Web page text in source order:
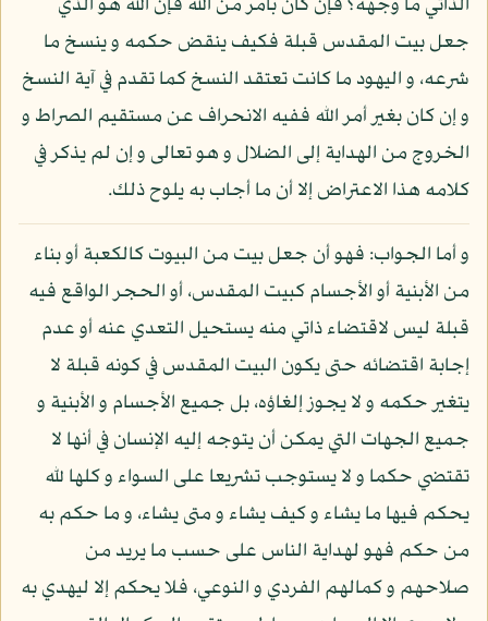
الذاتي ما وجهه؟ فإن كان بأمر من الله فإن الله هو الذي
جعل بيت المقدس قبلة فكيف ينقض حكمه و ينسخ ما
شرعه، و اليهود ما كانت تعتقد النسخ كما تقدم في آية النسخ
و إن كان بغير أمر الله ففيه الانحراف عن مستقيم الصراط و
الخروج من الهداية إلى الضلال و هو تعالى و إن لم يذكر في
كلامه هذا الاعتراض إلا أن ما أجاب به يلوح ذلك.
و أما الجواب: فهو أن جعل بيت من البيوت كالكعبة أو بناء
من الأبنية أو الأجسام كبيت المقدس، أو الحجر الواقع فيه
قبلة ليس لاقتضاء ذاتي منه يستحيل التعدي عنه أو عدم
إجابة اقتضائه حتى يكون البيت المقدس في كونه قبلة لا
يتغير حكمه و لا يجوز إلغاؤه، بل جميع الأجسام و الأبنية و
جميع الجهات التي يمكن أن يتوجه إليه الإنسان في أنها لا
تقتضي حكما و لا يستوجب تشريعا على السواء و كلها لله
يحكم فيها ما يشاء و كيف يشاء و متى يشاء، و ما حكم به
من حكم فهو لهداية الناس على حسب ما يريد من
صلاحهم و كمالهم الفردي و النوعي، فلا يحكم إلا ليهدي به